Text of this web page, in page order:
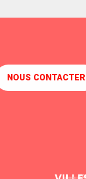
NOUS CONTACTER